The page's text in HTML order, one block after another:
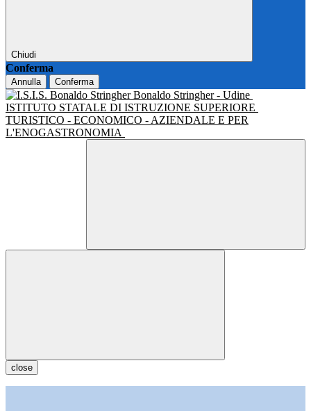
Chiudi
Conferma
Annulla Conferma
Bonaldo Stringher - Udine
ISTITUTO STATALE DI ISTRUZIONE SUPERIORE
TURISTICO - ECONOMICO - AZIENDALE E PER
L'ENOGASTRONOMIA
close